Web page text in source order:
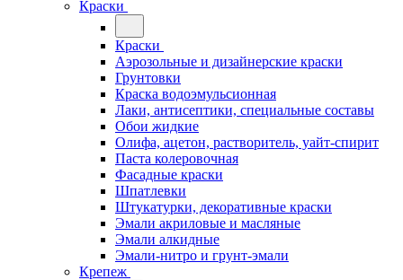
Краски
Краски
Аэрозольные и дизайнерские краски
Грунтовки
Краска водоэмульсионная
Лаки, антисептики, специальные составы
Обои жидкие
Олифа, ацетон, растворитель, уайт-спирит
Паста колеровочная
Фасадные краски
Шпатлевки
Штукатурки, декоративные краски
Эмали акриловые и масляные
Эмали алкидные
Эмали-нитро и грунт-эмали
Крепеж